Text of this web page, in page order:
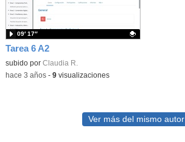
Tarea 6 A2
Contenido educativo.
subido por Claudia R.
09′ 17″
-hace 3 años- 9visualizaciones
Ver más del mismo autor